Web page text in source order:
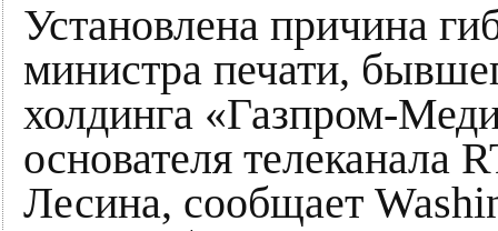
Установлена причина
министра печати,
холдинга «Газпром-
основателя телеканала
Лесина, сообщает